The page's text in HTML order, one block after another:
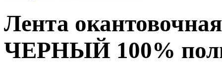
Лента
ЧЕРНЫЙ 100%